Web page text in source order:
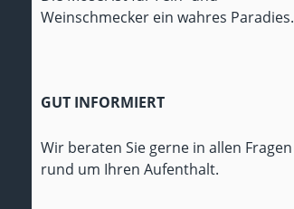
Weinschmecker ein wahres Paradies.
GUT INFORMIERT
Wir beraten Sie gerne in allen Fragen
rund um Ihren Aufenthalt.